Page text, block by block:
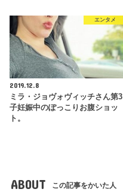
エンタメ
2019.12.8
ミラ・ジョヴォヴィッチさん第3
子妊娠中のぽっこりお腹ショッ
ト。
ABOUT この記事をかいた人